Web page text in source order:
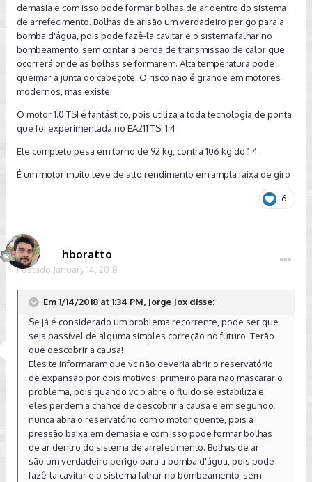
demasia e com isso pode formar bolhas de ar dentro do sistema
de arrefecimento. Bolhas de ar são um verdadeiro perigo para a
bomba d'água, pois pode fazê-la cavitar e o sistema falhar no
bombeamento, sem contar a perda de transmissão de calor que
ocorrerá onde as bolhas se formarem. Alta temperatura pode
queimar a junta do cabeçote. O risco não é grande em motores
modernos, mas existe.
O motor 1.0 TSI é fantástico, pois utiliza a toda tecnologia de ponta
que foi experimentada no EA211 TSI 1.4
Ele completo pesa em torno de 92 kg, contra 106 kg do 1.4
É um motor muito leve de alto rendimento em ampla faixa de giro
6
hboratto
Postado January 14, 2018
Em 1/14/2018 at 1:34 PM, Jorge Jox disse:
Se já é considerado um problema recorrente, pode ser que
seja passível de alguma simples correção no futuro. Terão
que descobrir a causa!
Eles te informaram que vc não deveria abrir o reservatório
de expansão por dois motivos: primeiro para não mascarar o
problema, pois quando vc o abre o fluido se estabiliza e
eles perdem a chance de descobrir a causa e em segundo,
nunca abra o reservatório com o motor quente, pois a
pressão baixa em demasia e com isso pode formar bolhas
de ar dentro do sistema de arrefecimento. Bolhas de ar
são um verdadeiro perigo para a bomba d'água, pois pode
fazê-la cavitar e o sistema falhar no bombeamento, sem